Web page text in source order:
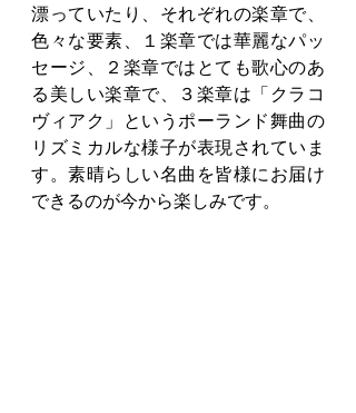
漂っていたり、それぞれの楽章で、
色々な要素、１楽章では華麗なパッ
セージ、２楽章ではとても歌心のあ
る美しい楽章で、３楽章は「クラコ
ヴィアク」というポーランド舞曲の
リズミカルな様子が表現されていま
す。素晴らしい名曲を皆様にお届け
できるのが今から楽しみです。